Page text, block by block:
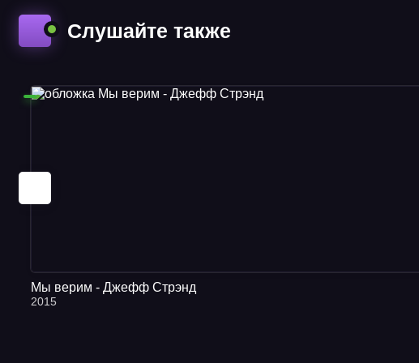
25
34
Слушайте также
Мы верим - Джефф Стрэнд
2015